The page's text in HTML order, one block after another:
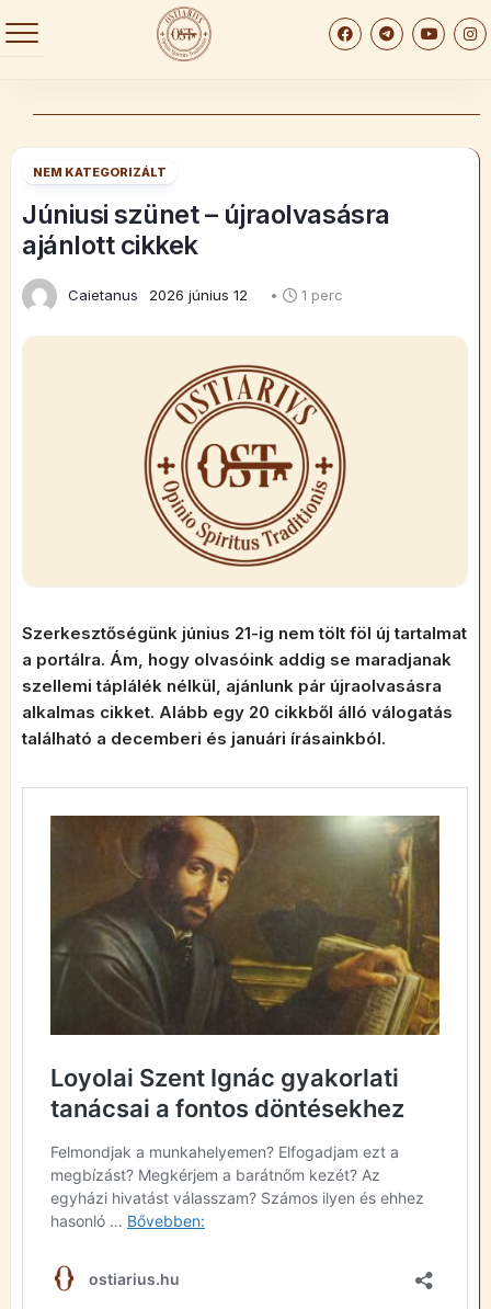
to
NEM KATEGORIZÁLT
Júniusi szünet – újraolvasásra
ajánlott cikkek
Caietanus 2026 június 12 • 1 perc
Szerkesztőségünk június 21-ig nem tölt föl új tartalmat
a portálra. Ám, hogy olvasóink addig se maradjanak
szellemi táplálék nélkül, ajánlunk pár újraolvasásra
alkalmas cikket. Alább egy 20 cikkből álló válogatás
található a decemberi és januári írásainkból.